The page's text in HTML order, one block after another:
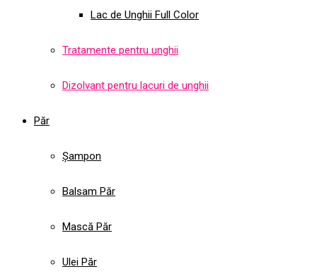
Lac de Unghii Full Color
Tratamente pentru unghii
Dizolvant pentru lacuri de unghii
Păr
Șampon
Balsam Păr
Mască Păr
Ulei Păr